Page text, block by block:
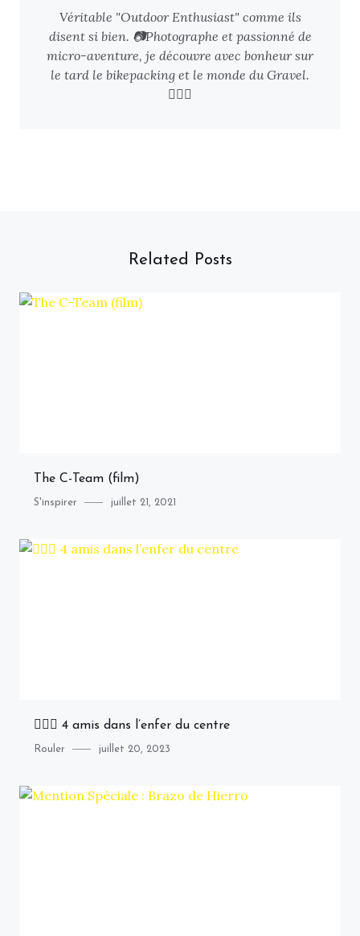
Véritable "Outdoor Enthusiast" comme ils
disent si bien. 📷Photographe et passionné de
micro-aventure, je découvre avec bonheur sur
le tard le bikepacking et le monde du Gravel.
🚴🏻‍♂️
Related Posts
The C-Team (film)
Category
S'inspirer
Posted
juillet 21, 2021
🚴🏻‍♂️ 4 amis dans l’enfer du centre
Category
Rouler
Posted
juillet 20, 2023